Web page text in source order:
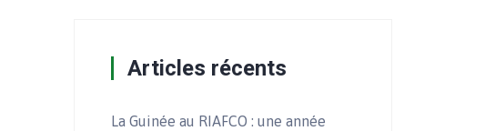
Articles récents
La Guinée au RIAFCO : une année